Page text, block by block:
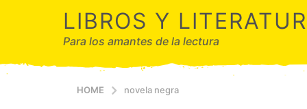
LIBROS Y
Para los amantes de la lectura
HOME novela negra